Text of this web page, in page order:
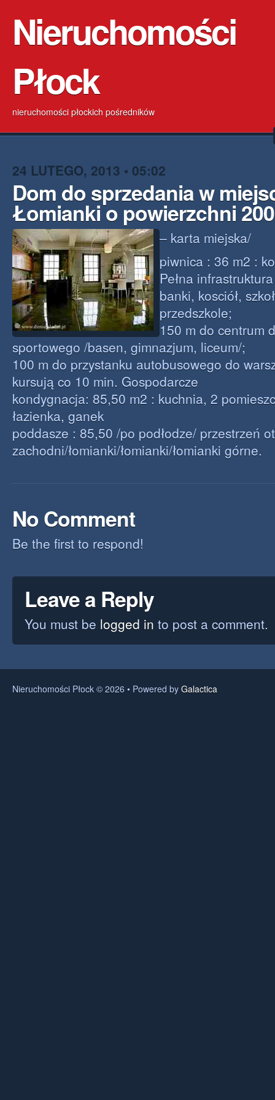
Nieruchomości
Płock
nieruchomości płockich pośredników
24 LUTEGO, 2013 • 05:02
Dom do sprzedania w
Łomianki o powierzchni
– karta miejska/
piwnica : 36 m2 :
Pełna
banki, kosciół,
przedszkole;
150 m do centrum
sportowego /basen, gimnazjum, liceum/;
100 m do przystanku autobusowego do
kursują co 10 min. Gospodarcze
kondygnacja: 85,50 m2 : kuchnia, 2
łazienka, ganek
poddasze : 85,50 /po podłodze/ przestrzeń
zachodni/łomianki/łomianki/łomianki górne.
No Comment
Be the first to respond!
Leave a Reply
You must be logged in to post a comment.
Nieruchomości Płock © 2026 • Powered by Galactica